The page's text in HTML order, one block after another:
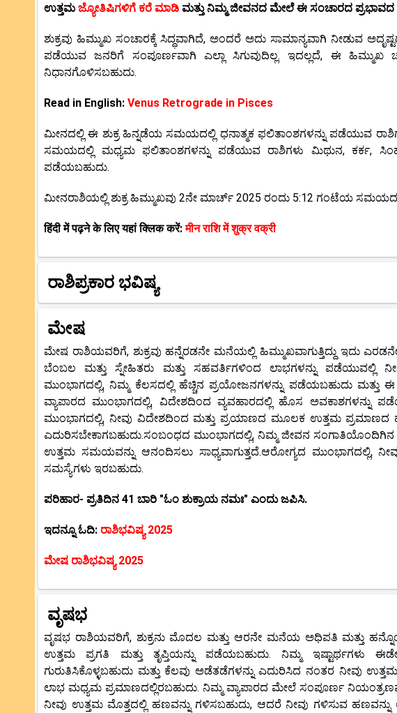
ಉತ್ತಮ ಜ್ಯೋತಿಷಿಗಳಿಗೆ ಕರೆ ಮಾಡಿ ಮತ್ತು ನಿಮ್ಮ ಜೀವನದ ಮೇಲೆ ಈ ಸಂಚಾರದ
ಶುಕ್ರವು ಹಿಮ್ಮುಖ ಸಂಚಾರಕ್ಕೆ ಸಿದ್ಧವಾಗಿದೆ, ಅಂದರೆ ಅದು ಸಾಮಾನ್ಯವಾಗಿ ನೀಡುವ
ಪಡೆಯುವ ಜನರಿಗೆ ಸಂಪೂರ್ಣವಾಗಿ ಎಲ್ಲಾ ಸಿಗುವುದಿಲ್ಲ. ಇದಲ್ಲದೆ, ಈ
ನಿಧಾನಗೊಳಿಸಬಹುದು.
Read in English: Venus Retrograde in Pisces
ಮೀನದಲ್ಲಿ ಈ ಶುಕ್ರ ಹಿನ್ನಡೆಯ ಸಮಯದಲ್ಲಿ ಧನಾತ್ಮಕ ಫಲಿತಾಂಶಗಳನ್ನು ಪಡೆಯುವ
ಸಮಯದಲ್ಲಿ ಮಧ್ಯಮ ಫಲಿತಾಂಶಗಳನ್ನು ಪಡೆಯುವ ರಾಶಿಗಳು ಮಿಥುನ, ಕರ್ಕ, ಸಿಂಹ
ಪಡೆಯಬಹುದು.
ಮೀನರಾಶಿಯಲ್ಲಿ ಶುಕ್ರ ಹಿಮ್ಮುಖವು 2ನೇ ಮಾರ್ಚ್ 2025 ರಂದು 5:12 ಗಂಟೆಯ
हिंदी में पढ़ने के लिए यहां क्लिक करें:मीन राशि में शुक्र वक्री
ರಾಶಿಪ್ರಕಾರ ಭವಿಷ್ಯ
ಮೇಷ
ಮೇಷ ರಾಶಿಯವರಿಗೆ, ಶುಕ್ರವು ಹನ್ನೆರಡನೇ ಮನೆಯಲ್ಲಿ ಹಿಮ್ಮುಖವಾಗುತ್ತಿದ್ದು ಇದು
ಬೆಂಬಲ ಮತ್ತು ಸ್ನೇಹಿತರು ಮತ್ತು ಸಹವರ್ತಿಗಳಿಂದ ಲಾಭಗಳನ್ನು ಪಡೆಯುವಲ್ಲಿ
ಮುಂಭಾಗದಲ್ಲಿ, ನಿಮ್ಮ ಕೆಲಸದಲ್ಲಿ ಹೆಚ್ಚಿನ ಪ್ರಯೋಜನಗಳನ್ನು ಪಡೆಯಬಹುದು ಮತ್ತು ಈ
ವ್ಯಾಪಾರದ ಮುಂಭಾಗದಲ್ಲಿ, ವಿದೇಶದಿಂದ ವ್ಯವಹಾರದಲ್ಲಿ ಹೊಸ ಅವಕಾಶಗಳನ್ನು
ಮುಂಭಾಗದಲ್ಲಿ, ನೀವು ವಿದೇಶದಿಂದ ಮತ್ತು ಪ್ರಯಾಣದ ಮೂಲಕ ಉತ್ತಮ ಪ್ರಮಾಣದ
ಎದುರಿಸಬೇಕಾಗಬಹುದು.ಸಂಬಂಧದ ಮುಂಭಾಗದಲ್ಲಿ, ನಿಮ್ಮ ಜೀವನ ಸಂಗಾತಿಯೊಂದಿಗಿನ
ಉತ್ತಮ ಸಮಯವನ್ನು ಆನಂದಿಸಲು ಸಾಧ್ಯವಾಗುತ್ತದೆ.ಆರೋಗ್ಯದ ಮುಂಭಾಗದಲ್ಲಿ,
ಸಮಸ್ಯೆಗಳು ಇರಬಹುದು.
ಪರಿಹಾರ- ಪ್ರತಿದಿನ 41 ಬಾರಿ "ಓಂ ಶುಕ್ರಾಯ ನಮಃ" ಎಂದು ಜಪಿಸಿ.
ಇದನ್ನೂ ಓದಿ: ರಾಶಿಭವಿಷ್ಯ 2025
ಮೇಷ ರಾಶಿಭವಿಷ್ಯ 2025
ವೃಷಭ
ವೃಷಭ ರಾಶಿಯವರಿಗೆ, ಶುಕ್ರನು ಮೊದಲ ಮತ್ತು ಆರನೇ ಮನೆಯ ಅಧಿಪತಿ ಮತ್ತು
ಉತ್ತಮ ಪ್ರಗತಿ ಮತ್ತು ತೃಪ್ತಿಯನ್ನು ಪಡೆಯಬಹುದು. ನಿಮ್ಮ ಇಷ್ಟಾರ್ಥಗಳು
ಗುರುತಿಸಿಕೊಳ್ಳಬಹುದು ಮತ್ತು ಕೆಲವು ಅಡೆತಡೆಗಳನ್ನು ಎದುರಿಸಿದ ನಂತರ ನೀವು
ಲಾಭ ಮಧ್ಯಮ ಪ್ರಮಾಣದಲ್ಲಿರಬಹುದು. ನಿಮ್ಮ ವ್ಯಾಪಾರದ ಮೇಲೆ ಸಂಪೂರ್ಣ
ನೀವು ಉತ್ತಮ ಮೊತ್ತದಲ್ಲಿ ಹಣವನ್ನು ಗಳಿಸಬಹುದು, ಆದರೆ ನೀವು ಗಳಿಸುವ ಹಣವನ್ನು